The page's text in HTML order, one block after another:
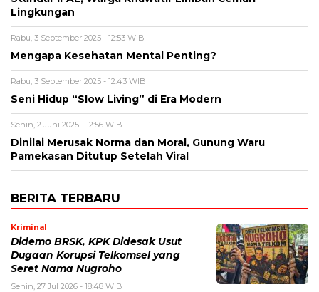
Lingkungan
Rabu, 3 September 2025 - 12:53 WIB
Mengapa Kesehatan Mental Penting?
Rabu, 3 September 2025 - 12:43 WIB
Seni Hidup “Slow Living” di Era Modern
Senin, 2 Juni 2025 - 12:56 WIB
Dinilai Merusak Norma dan Moral, Gunung Waru
Pamekasan Ditutup Setelah Viral
BERITA TERBARU
Kriminal
Didemo BRSK, KPK Didesak Usut
Dugaan Korupsi Telkomsel yang
Seret Nama Nugroho
Senin, 27 Jul 2026 - 18:48 WIB